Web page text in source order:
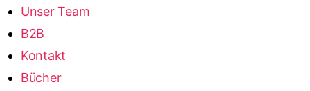
Unser Team
B2B
Kontakt
Bücher